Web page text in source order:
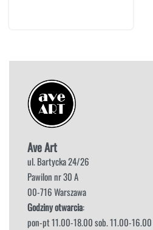
Ave Art
ul. Bartycka 24/26
Pawilon nr 30 A
00-716 Warszawa
Godziny otwarcia:
pon-pt 11.00-18.00 sob. 11.00-16.00